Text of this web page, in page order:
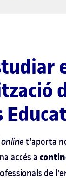
onlinet'aporta
accés a
de